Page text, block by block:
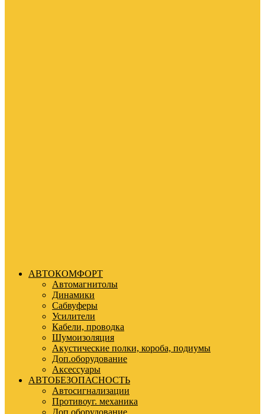
АВТОКОМФОРТ
Автомагнитолы
Динамики
Сабвуферы
Усилители
Кабели, проводка
Шумоизоляция
Акустические полки, короба, подиумы
Доп.оборудование
Аксессуары
АВТОБЕЗОПАСНОСТЬ
Автосигнализации
Противоуг. механика
Доп.оборудование